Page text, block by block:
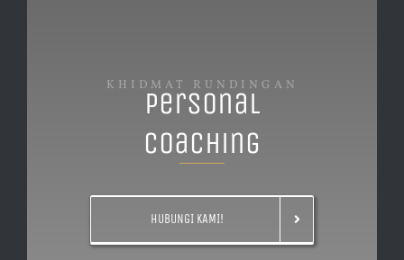
KHIDMAT RUNDINGAN
Personal
Coaching
HUBUNGI KAMI!